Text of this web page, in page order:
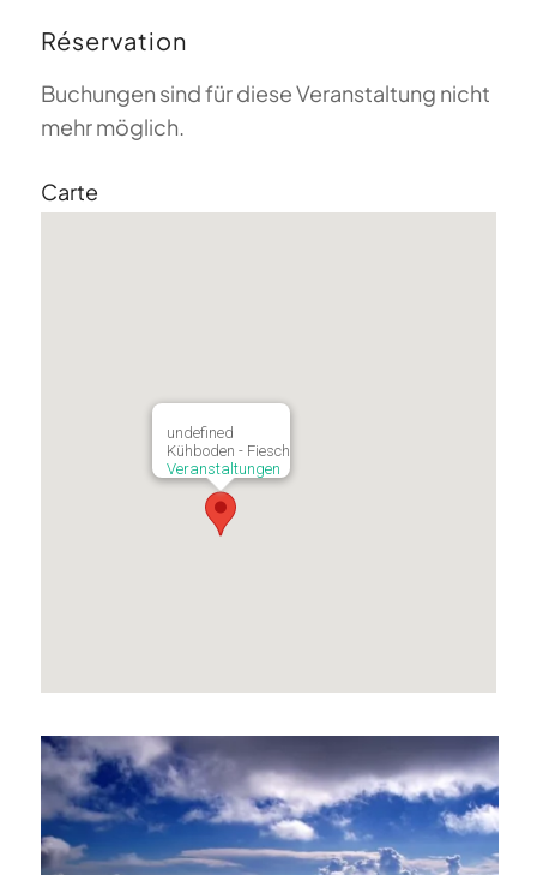
Réservation
Buchungen sind für diese Veranstaltung nicht
mehr möglich.
Carte
undefined
Kühboden - Fiesch
Veranstaltungen